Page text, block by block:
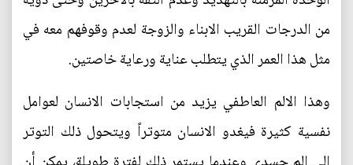
من الدرجات القريب الابناء والزوجة لعدم وقوفهم معه في
مثل هذا العمر الذي يتطلب عناية ورعاية خاصتين.
وهذا الالم العاطفي يزيد من استجابات الانسان لعوامل
نفسية كثيرة فيغدو الانسان متوتراً ويتحول ذلك التوتر